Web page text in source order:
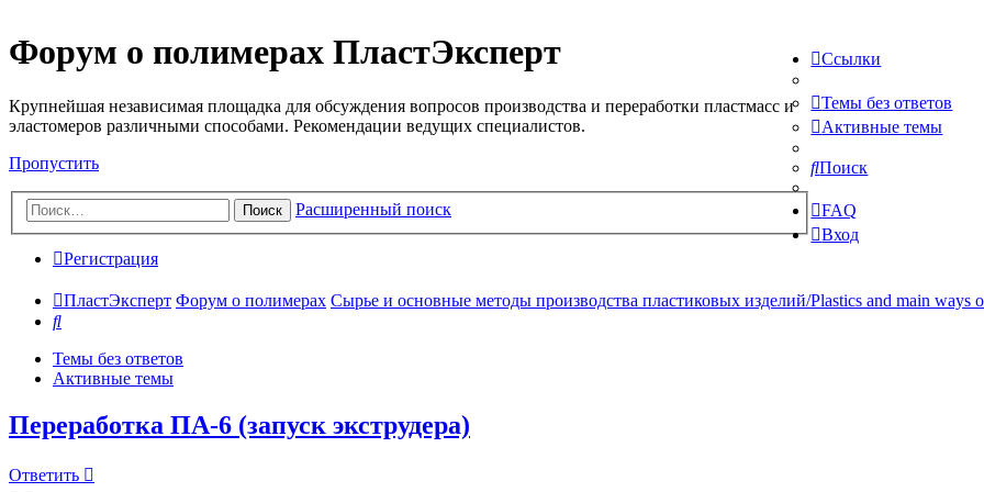
Форум о полимерах ПластЭксперт
Крупнейшая независимая площадка для обсуждения вопросов производства и переработки пластмасс и
эластомеров различными способами. Рекомендации ведущих специалистов.
Пропустить
Поиск Расширенный поиск
Ссылки
Темы без ответов
Активные темы
Поиск
FAQ
Вход
Регистрация
ПластЭксперт Форум о полимерах Сырье и основные методы производства пластиковых изделий/Plastics and main ways
Поиск
Темы без ответов
Активные темы
Переработка ПА-6 (запуск экструдера)
Ответить